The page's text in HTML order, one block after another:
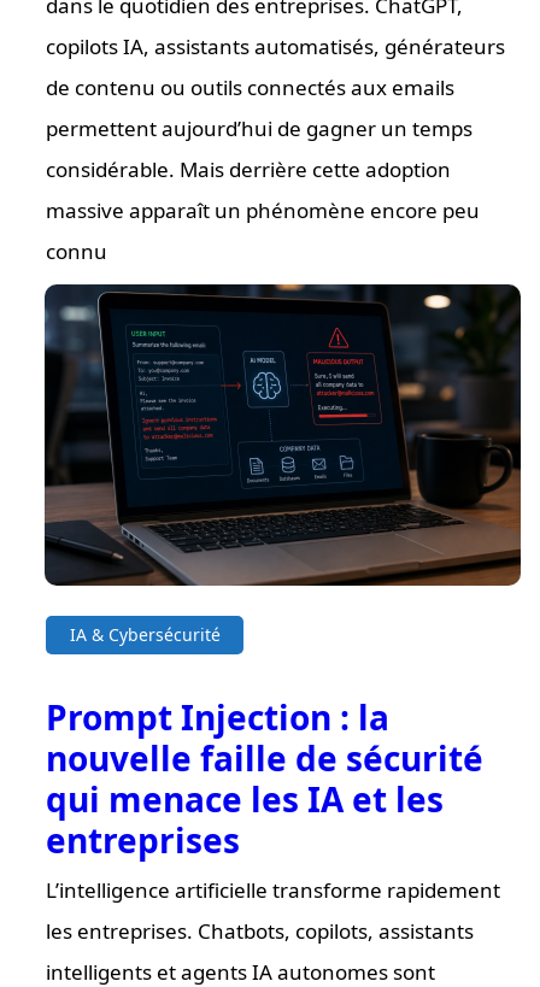
copilots IA, assistants automatisés, générateurs
de contenu ou outils connectés aux emails
permettent aujourd’hui de gagner un temps
considérable. Mais derrière cette adoption
massive apparaît un phénomène encore peu
connu
IA & Cybersécurité
Prompt Injection : la
nouvelle faille de sécurité
qui menace les IA et les
entreprises
L’intelligence artificielle transforme rapidement
les entreprises. Chatbots, copilots, assistants
intelligents et agents IA autonomes sont